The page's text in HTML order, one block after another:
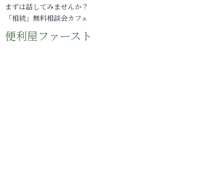
まずは話してみませんか？
「相続」無料相談会カフェ
便利屋ファースト